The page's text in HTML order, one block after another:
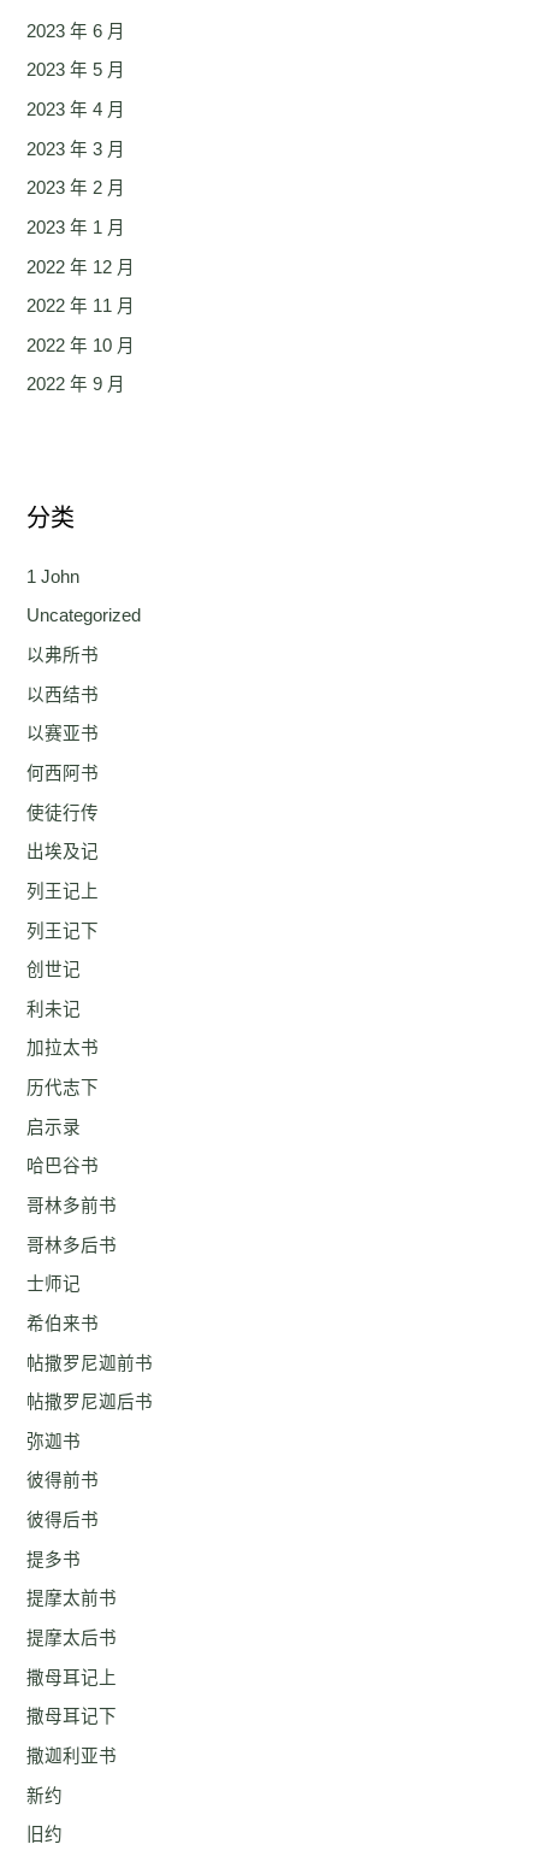
2023 年 6 月
2023 年 5 月
2023 年 4 月
2023 年 3 月
2023 年 2 月
2023 年 1 月
2022 年 12 月
2022 年 11 月
2022 年 10 月
2022 年 9 月
分类
1 John
Uncategorized
以弗所书
以西结书
以赛亚书
何西阿书
使徒行传
出埃及记
列王记上
列王记下
创世记
利未记
加拉太书
历代志下
启示录
哈巴谷书
哥林多前书
哥林多后书
士师记
希伯来书
帖撒罗尼迦前书
帖撒罗尼迦后书
弥迦书
彼得前书
彼得后书
提多书
提摩太前书
提摩太后书
撒母耳记上
撒母耳记下
撒迦利亚书
新约
旧约